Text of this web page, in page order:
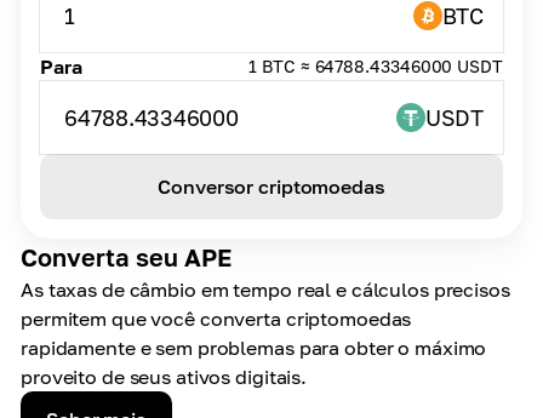
Converta seu APE
As taxas de câmbio em tempo real e cálculos precisos
permitem que você converta criptomoedas
rapidamente e sem problemas para obter o máximo
proveito de seus ativos digitais.
1 BTC
Para 1 BTC ≈ 64788.43346000 USDT
64788.43346000 USDT
Conversor criptomoedas